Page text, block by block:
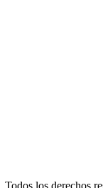
. Todos los derechos